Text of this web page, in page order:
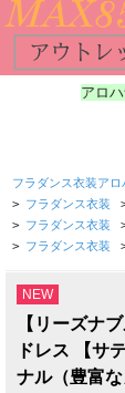
アロ
フラダンス衣装アロ
> フラダンス衣装
> フラダンス衣装
> フラダンス衣装
NEW
【リーズナ
ドレス 【サ
ナル（豊富な